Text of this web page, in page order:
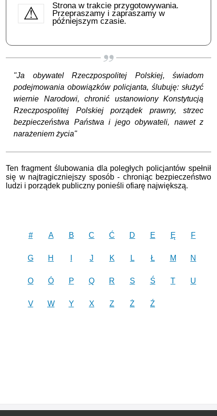
Strona w trakcie przygotowywania.
Przepraszamy i zapraszamy w
późniejszym czasie.
"Ja obywatel Rzeczpospolitej Polskiej, świadom
podejmowania obowiązków policjanta, ślubuję: służyć
wiernie Narodowi, chronić ustanowiony Konstytucją
Rzeczpospolitej Polskiej porządek prawny, strzec
bezpieczeństwa Państwa i jego obywateli, nawet z
narażeniem życia"
Ten fragment ślubowania dla poległych policjantów spełnił
się w najtragiczniejszy sposób - chroniąc bezpieczeństwo
ludzi i porządek publiczny ponieśli ofiarę największą.
# A B C Ć D E Ę F
G H J K L Ł M N
O Ó P Q R S Ś T U
V W Y X Z Ż Ź